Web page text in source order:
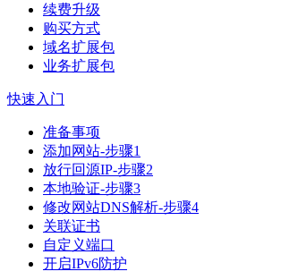
续费升级
购买方式
域名扩展包
业务扩展包
快速入门
准备事项
添加网站-步骤1
放行回源IP-步骤2
本地验证-步骤3
修改网站DNS解析-步骤4
关联证书
自定义端口
开启IPv6防护